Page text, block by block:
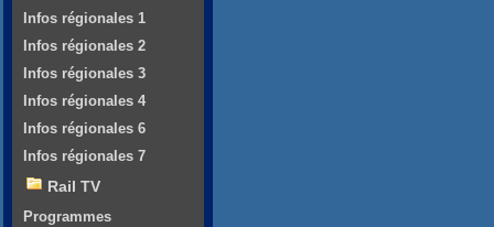
Infos régionales 1
Infos régionales 2
Infos régionales 3
Infos régionales 4
Infos régionales 6
Infos régionales 7
Rail TV
Programmes